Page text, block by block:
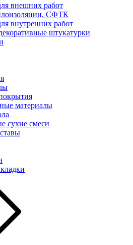
внешних работ
СФТК
внутренних работ
штукатурки
материалы
сухие смеси